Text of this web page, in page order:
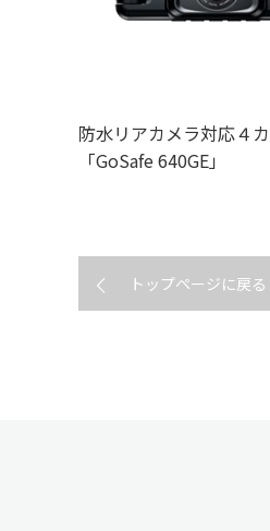
防水リアカメラ対応４
「GoSafe 640GE」
トップページに戻る